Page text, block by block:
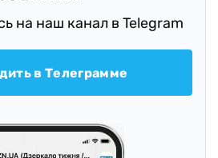
на наш канал в Telegram
в Телеграмме